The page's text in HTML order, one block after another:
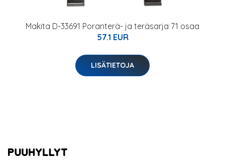
Makita D-33691 Poranterä- ja teräsarja 71 osaa
57.1 EUR
LISÄTIETOJA